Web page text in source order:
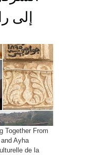
إلى
Together From
Ayha
de la